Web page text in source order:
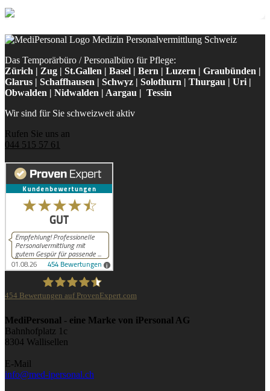
Das Temporärbüro / Personalbüro für Pflege:
Zürich | Zug | St.Gallen | Basel | Bern | Luzern | Graubünden |
Glarus | Schaffhausen | Schwyz | Solothurn | Thurgau | Uri |
Obwalden | Nidwalden | Aargau | Tessin
Wir sind für Sie schweizweit aktiv
Rufen Sie uns an
044 515 57 61
iPersonal
454 Bewertungen auf ProvenExpert.com
MediPersonal - eine Marke von iPersonal AG
Bahnhofplatz 1c
8304 Wallisellen
E-Mail
info@med-ipersonal.ch